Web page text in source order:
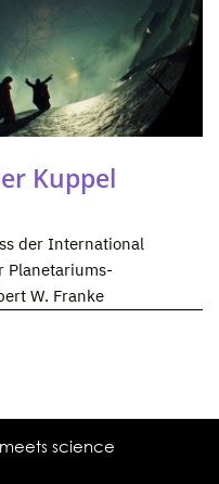
Kuppel
der International
Planetariums-
W. Franke
science